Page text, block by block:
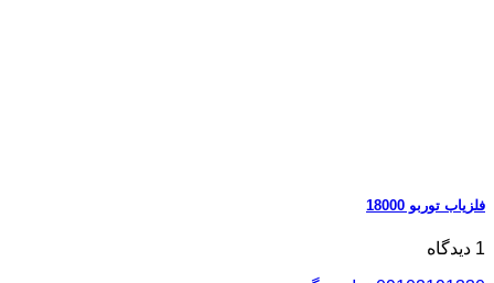
فلزیاب توربو 18000
1 دیدگاه